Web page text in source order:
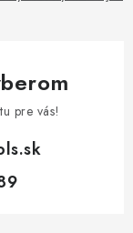
pre vás!